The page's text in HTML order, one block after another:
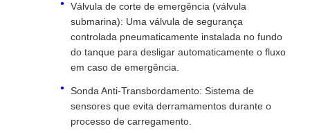
Válvula de corte de emergência (válvula
submarina): Uma válvula de segurança
controlada pneumaticamente instalada no fundo
do tanque para desligar automaticamente o fluxo
em caso de emergência.
Sonda Anti-Transbordamento: Sistema de
sensores que evita derramamentos durante o
processo de carregamento.